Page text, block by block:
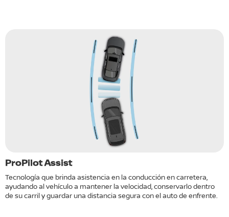
ProPilot Assist
Tecnología que brinda asistencia en la conducción en carretera,
ayudando al vehículo a mantener la velocidad, conservarlo dentro
de su carril y guardar una distancia segura con el auto de enfrente.